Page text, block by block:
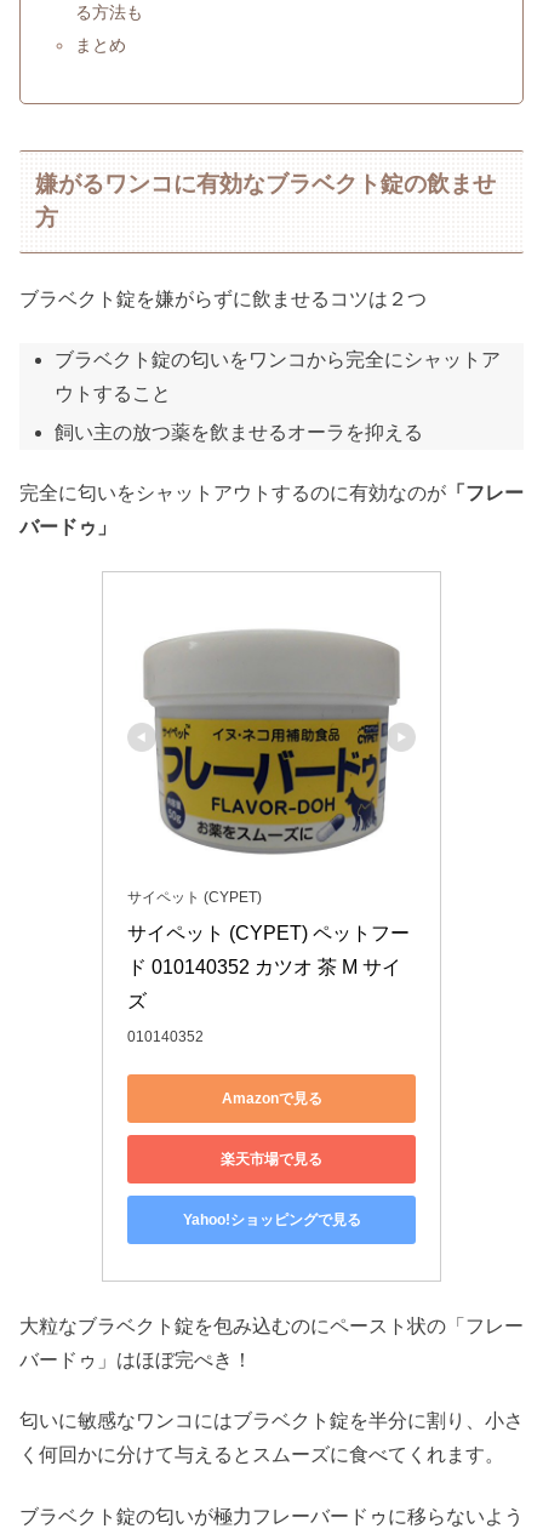
る方法も
まとめ
嫌がるワンコに有効なブラベクト錠の飲ませ
方
ブラベクト錠を嫌がらずに飲ませるコツは２つ
ブラベクト錠の匂いをワンコから完全にシャットア
ウトすること
飼い主の放つ薬を飲ませるオーラを抑える
完全に匂いをシャットアウトするのに有効なのが 「フレー
バードゥ」
サイペット (CYPET)
サイペット (CYPET) ペットフー
ド 010140352 カツオ 茶 M サイ
ズ
010140352
Amazonで見る
楽天市場で見る
Yahoo!ショッピングで見る
大粒なブラベクト錠を包み込むのにペースト状の「フレー
バードゥ」はほぼ完ぺき！
匂いに敏感なワンコにはブラベクト錠を半分に割り、小さ
く何回かに分けて与えるとスムーズに食べてくれます。
ブラベクト錠の匂いが極力フレーバードゥに移らないよう